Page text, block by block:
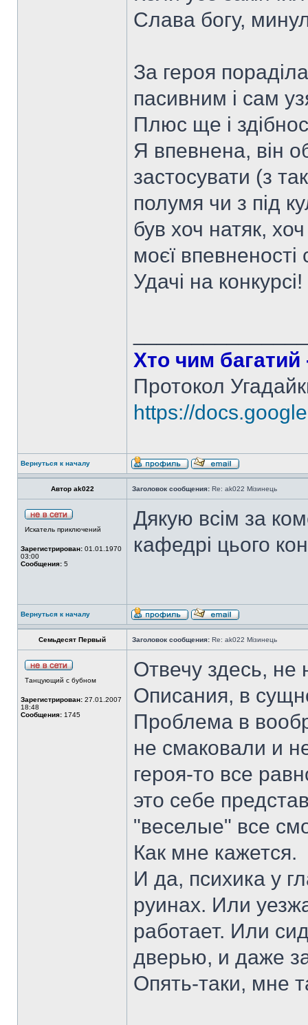
Слава богу,
За героя
пасивним і сам
Плюс ще і
Я впевнена, він
застосувати (з
полумя чи з під
був хоч натяк,
моєї
Удачі на конкурсі!
Хто чим багатий
Протокол
https://
Вернуться к началу
Автор ak022 Заголовок сообщения: Re: ak022 Мізинець
Искатель приключений
Зарегистрирован: 01.01.1970
03:00
Сообщения: 5
Дякую всім за
кафедрі цього
Вернуться к началу
Семьдесят Первый Заголовок сообщения: Re: ak022 Мізинець
Танцующий с бубном
Зарегистрирован: 27.01.2007
18:48
Сообщения: 1745
Отвечу здесь,
Описания, в
Проблема в
не смаковали и
героя-то все
это себе
"веселые" все
Как мне кажется.
И да, психика у
руинах. Или
работает. Или
дверью, и даже
Опять-таки, мне